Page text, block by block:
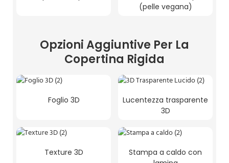
(pelle vegana)
Opzioni Aggiuntive Per La
Copertina Rigida
Foglio 3D
Lucentezza trasparente
3D
Texture 3D
Stampa a caldo con